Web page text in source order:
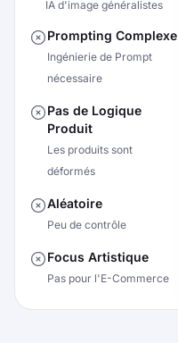
IA d'image généralistes
Prompting Complexe
Ingénierie de Prompt
nécessaire
Pas de Logique
Produit
Les produits sont
déformés
Aléatoire
Peu de contrôle
Focus Artistique
Pas pour l'E-Commerce